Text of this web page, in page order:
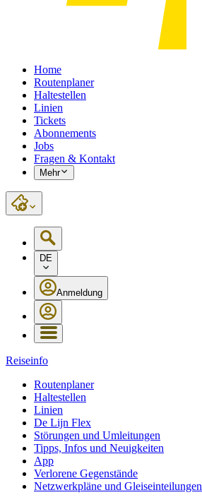
Home
Routenplaner
Haltestellen
Linien
Tickets
Abonnements
Jobs
Fragen & Kontakt
Mehr
DE
Anmeldung
Reiseinfo
Routenplaner
Haltestellen
Linien
De Lijn Flex
Störungen und Umleitungen
Tipps, Infos und Neuigkeiten
App
Verlorene Gegenstände
Netzwerkpläne und Gleiseinteilungen